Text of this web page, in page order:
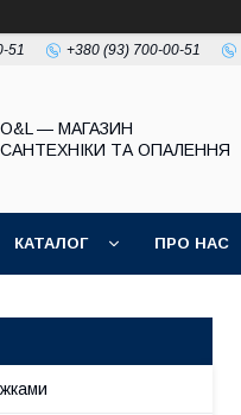
51 +380 (93) 700-00-51
O&L — МАГАЗИН
САНТЕХНІКИ ТА ОПАЛЕННЯ
КАТАЛОГ ПРО НАС